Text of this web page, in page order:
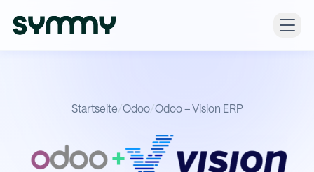
Startseite/Odoo/Odoo – Vision ERP
+